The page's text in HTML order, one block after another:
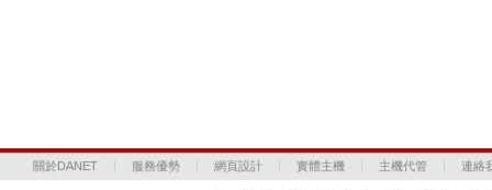
關於DANET 服務優勢 網頁設計 實體主機 主機代管 連絡